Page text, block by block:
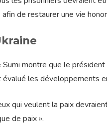
de restaurer une vie
montre que le
les développements
qui veulent la paix
de paix ».